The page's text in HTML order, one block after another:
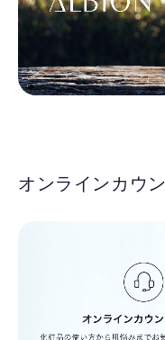
オンラインカウ